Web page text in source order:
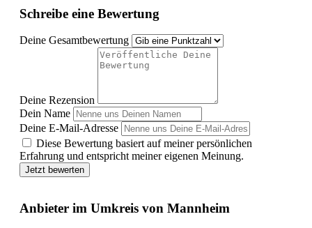
Schreibe eine Bewertung
Deine Gesamtbewertung
Deine Rezension
Dein Name
Deine E-Mail-Adresse
Diese Bewertung basiert auf meiner persönlichen
Erfahrung und entspricht meiner eigenen Meinung.
Jetzt bewerten
Anbieter im Umkreis von Mannheim